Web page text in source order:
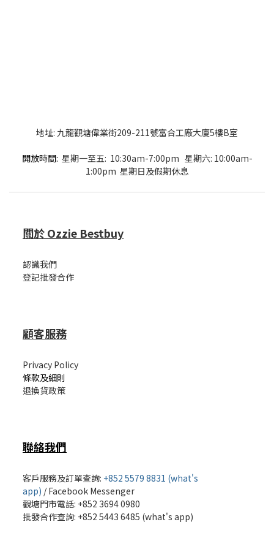
地址: 九龍觀塘偉業街209-211號富合工廠大廈5樓B室
開放時間: 星期一至五: 10:30am-7:00pm 星期六: 10:00am-
1:00pm 星期日及假期休息
關於 Ozzie Bestbuy
認識我們
登記批發合作
顧客服務
Privacy Policy
條款及細則
退換貨政策
聯絡我們
客戶服務及訂單查詢: +852 5579 8831 (what's
app) /Facebook Messenger
觀塘門市電話: +852 3694 0980
批發合作查詢: +852 5443 6485 (what's app)